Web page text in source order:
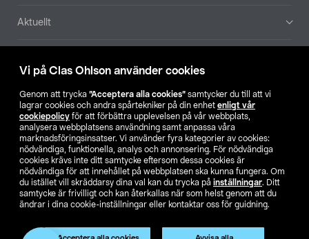
Vi på Clas Ohlson använder cookies
Genom att trycka ”Acceptera alla cookies” samtycker du till att vi
lagrar cookies och andra spårtekniker på din enhet enligt vår
cookiepolicy för att förbättra upplevelsen på vår webbplats,
analysera webbplatsens användning samt anpassa våra
marknadsföringsinsatser. Vi använder fyra kategorier av cookies:
nödvändiga, funktionella, analys och annonsering. För nödvändiga
cookies krävs inte ditt samtycke eftersom dessa cookies är
nödvändiga för att innehållet på webbplatsen ska kunna fungera. Om
du istället vill skräddarsy dina val kan du trycka på inställningar. Ditt
samtycke är frivilligt och kan återkallas när som helst genom att du
ändrar i dina cookie-inställningar eller kontaktar oss för guidning.
Produkten har utgått
Aktuellt
Hitta butik
SE NO FI
Ändra till priser exklusive moms